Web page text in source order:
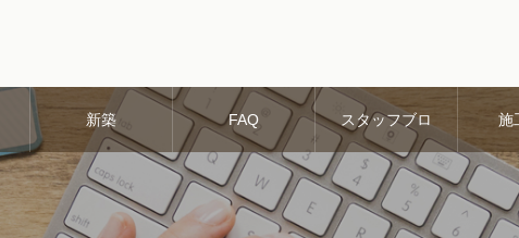
新築 FAQ スタッフブロ
グ
施